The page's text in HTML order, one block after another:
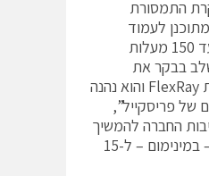
התמסורת
לעמוד
בטמפרטורות של עד 150 מעלות
בבקר את
פרוטוקול התקשורת FlexRay והוא נהנה
של פריסקייל”,
החברה להמשיך
ולספק את המוצר – במינימום – ל-15